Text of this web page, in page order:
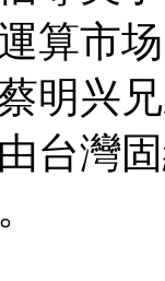
算市
明兴
台灣